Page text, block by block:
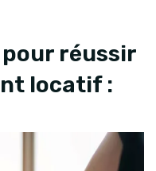
pour réussir
locatif :